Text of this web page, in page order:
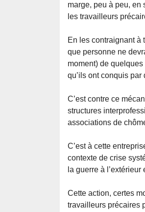
marge, peu à peu, en
les travailleurs
En les contraignant à
que personne ne
moment) de
qu’ils ont conquis
C’est contre ce
structures
associations de
C’est à cette
contexte de crise
la guerre à
Cette action, certes
travailleurs précaires